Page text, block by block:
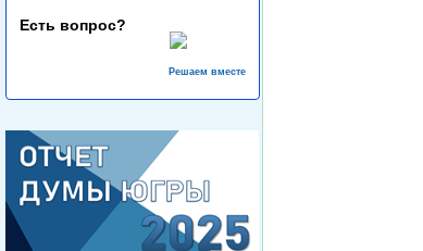
Есть вопрос?
Решаем вместе